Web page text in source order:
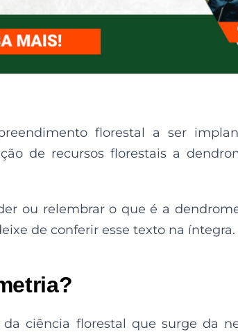
florestal a ser
de recursos florestais a
ou relembrar o que é a
de conferir esse texto na íntegra.
ciência florestal que surge da